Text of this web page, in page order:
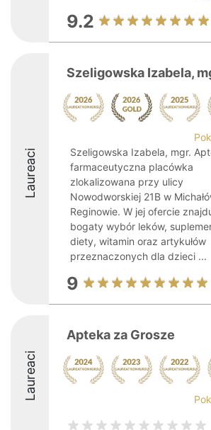
9.2
Laureaci
Szeligowska Izabela,
Szeligowska Izabela, mgr.
farmaceutyczna placówka
zlokalizowana przy ulicy
Nowodworskiej 21B w
Reginowie. W jej ofercie
bogaty wybór leków,
diety, witamin oraz artykułów
przeznaczonych dla dzieci ...
9
Laureaci
Apteka za Grosze